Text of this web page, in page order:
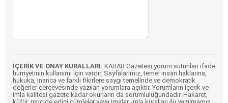
İÇERİK VE ONAY KURALLARI: KARAR Gazetesi yorum sütunları ifade
hürriyetinin kullanımı için vardır. Sayfalarımız, temel insan haklarına,
hukuka, inanca ve farklı fikirlere saygı temelinde ve demokratik
değerler çerçevesinde yazılan yorumlara açıktır. Yorumların içerik ve
imla kalitesi gazete kadar okurların da sorumluluğundadır. Hakaret,
küfür, rencide edici cümleler veya imalar, imla kuralları ile yazılmamış,